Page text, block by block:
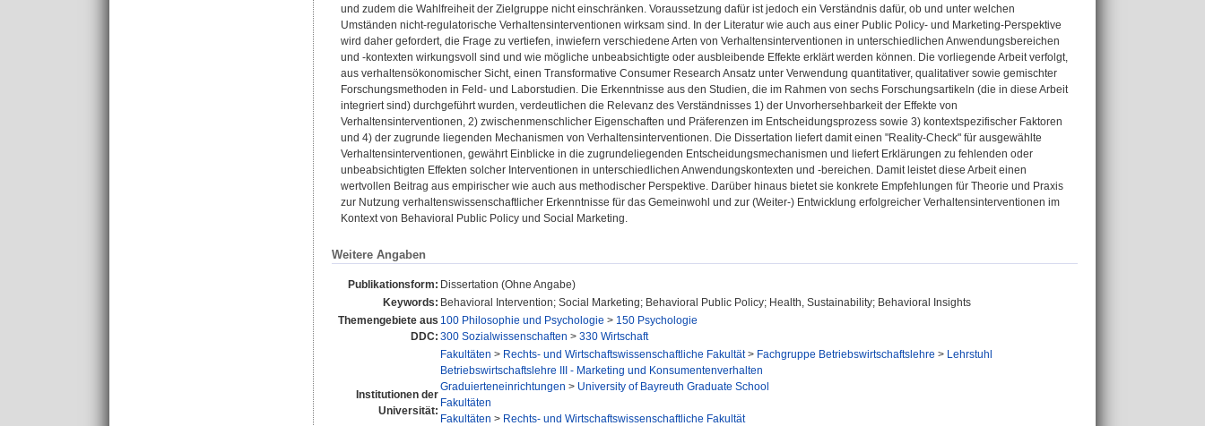
und zudem die Wahlfreiheit der Zielgruppe nicht einschränken. Voraussetzung dafür ist jedoch ein Verständnis dafür, ob und unter welchen
Umständen nicht-regulatorische Verhaltensinterventionen wirksam sind. In der Literatur wie auch aus einer Public Policy- und Marketing-Perspektive
wird daher gefordert, die Frage zu vertiefen, inwiefern verschiedene Arten von Verhaltensinterventionen in unterschiedlichen Anwendungsbereichen
und -kontexten wirkungsvoll sind und wie mögliche unbeabsichtigte oder ausbleibende Effekte erklärt werden können. Die vorliegende Arbeit verfolgt,
aus verhaltensökonomischer Sicht, einen Transformative Consumer Research Ansatz unter Verwendung quantitativer, qualitativer sowie gemischter
Forschungsmethoden in Feld- und Laborstudien. Die Erkenntnisse aus den Studien, die im Rahmen von sechs Forschungsartikeln (die in diese Arbeit
integriert sind) durchgeführt wurden, verdeutlichen die Relevanz des Verständnisses 1) der Unvorhersehbarkeit der Effekte von
Verhaltensinterventionen, 2) zwischenmenschlicher Eigenschaften und Präferenzen im Entscheidungsprozess sowie 3) kontextspezifischer Faktoren
und 4) der zugrunde liegenden Mechanismen von Verhaltensinterventionen. Die Dissertation liefert damit einen "Reality-Check" für ausgewählte
Verhaltensinterventionen, gewährt Einblicke in die zugrundeliegenden Entscheidungsmechanismen und liefert Erklärungen zu fehlenden oder
unbeabsichtigten Effekten solcher Interventionen in unterschiedlichen Anwendungskontexten und -bereichen. Damit leistet diese Arbeit einen
wertvollen Beitrag aus empirischer wie auch aus methodischer Perspektive. Darüber hinaus bietet sie konkrete Empfehlungen für Theorie und Praxis
zur Nutzung verhaltenswissenschaftlicher Erkenntnisse für das Gemeinwohl und zur (Weiter-) Entwicklung erfolgreicher Verhaltensinterventionen im
Kontext von Behavioral Public Policy und Social Marketing.
Weitere Angaben
Publikationsform: Dissertation (Ohne Angabe)
Keywords: Behavioral Intervention; Social Marketing; Behavioral Public Policy; Health, Sustainability; Behavioral Insights
Themengebiete aus
DDC:
100 Philosophie und Psychologie > 150 Psychologie
300 Sozialwissenschaften > 330 Wirtschaft
Institutionen der
Universität:
Fakultäten > Rechts- und Wirtschaftswissenschaftliche Fakultät> Fachgruppe Betriebswirtschaftslehre > Lehrstuhl
Betriebswirtschaftslehre III - Marketing und Konsumentenverhalten
Graduierteneinrichtungen > University of Bayreuth Graduate School
Fakultäten
Fakultäten > Rechts- und Wirtschaftswissenschaftliche Fakultät